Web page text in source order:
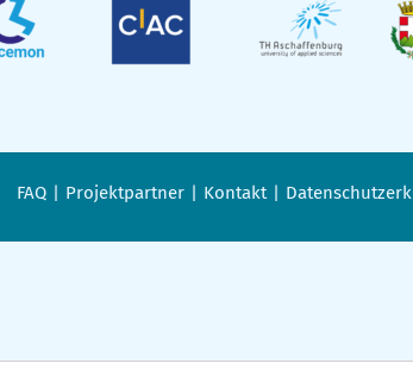
FAQ Projektpartner Kontakt